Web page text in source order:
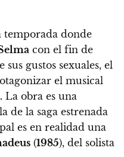
temporada donde
con el fin de
gustos sexuales, el
el musical
. La obra es una
de la saga estrenada
es en realidad una
(1985), del solista